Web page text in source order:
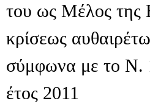
του ως Μέλος της
κρίσεως
σύμφωνα με το Ν.
έτος 2011